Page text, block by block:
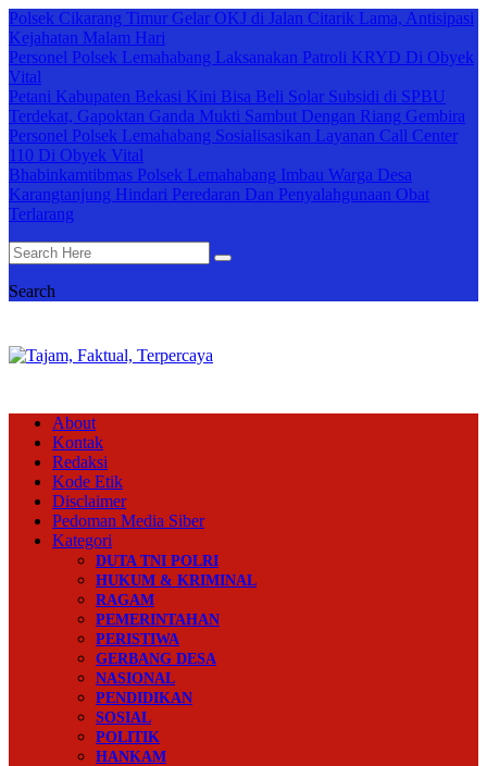
Polsek Cikarang Timur Gelar OKJ di Jalan Citarik Lama, Antisipasi
Kejahatan Malam Hari
Personel Polsek Lemahabang Laksanakan Patroli KRYD Di Obyek
Vital
Petani Kabupaten Bekasi Kini Bisa Beli Solar Subsidi di SPBU
Terdekat, Gapoktan Ganda Mukti Sambut Dengan Riang Gembira
Personel Polsek Lemahabang Sosialisasikan Layanan Call Center
110 Di Obyek Vital
Bhabinkamtibmas Polsek Lemahabang Imbau Warga Desa
Karangtanjung Hindari Peredaran Dan Penyalahgunaan Obat
Terlarang
Search
About
Kontak
Redaksi
Kode Etik
Disclaimer
Pedoman Media Siber
Kategori
DUTA TNI POLRI
HUKUM & KRIMINAL
RAGAM
PEMERINTAHAN
PERISTIWA
GERBANG DESA
NASIONAL
PENDIDIKAN
SOSIAL
POLITIK
HANKAM